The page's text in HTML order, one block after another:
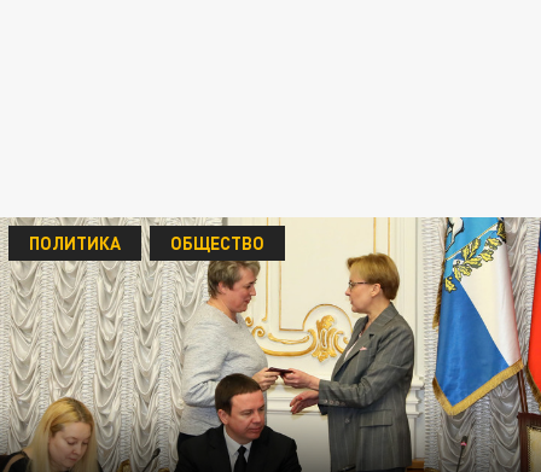
ПОЛИТИКА ОБЩЕСТВО